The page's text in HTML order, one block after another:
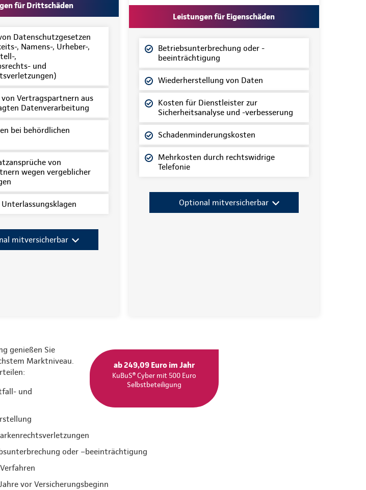
für Drittschäden
Datenschutzgesetzen
, Namens-, Urheber-,
,
und
Vertragspartnern aus
Datenverarbeitung
bei behördlichen
von
wegen vergeblicher
mitversicherbar
Leistungen für Eigenschäden
Betriebsunterbrechung oder -
beeinträchtigung
Wiederherstellung von Daten
Kosten für Dienstleister zur
Sicherheitsanalyse und -verbesserung
Schadenminderungskosten
Mehrkosten durch rechtswidrige
Telefonie
Optional mitversicherbar
ab 249,09 Euro im Jahr
KuBuS® Cyber mit 500 Euro
Selbstbeteiligung
genießen Sie
Marktniveau.
und
oder –beeinträchtigung
vor Versicherungsbeginn